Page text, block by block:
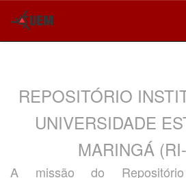
REPOSITÓRIO
UNIVERSIDADE
MARINGÁ
A missão do